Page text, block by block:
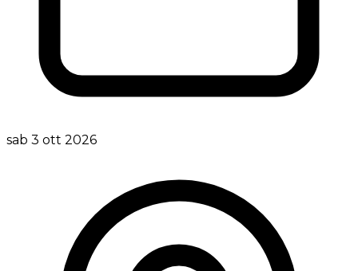
sab 3 ott 2026